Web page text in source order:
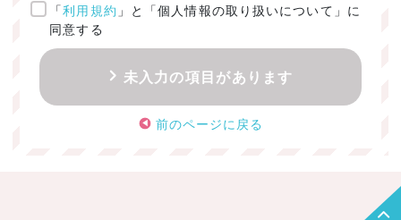
ご提供いただきました個人情報は、以下のためにのみ利用い
たします。
・お問い合わせに対する回答及び資料送付のご連絡
・当社のお客様向けサービスの提供
・本人確認
・サービスの開発・改善のための分析
「利用規約 」と「個人情報の取り扱いについて」に
同意する
未入力の項目があります
前のページに戻る